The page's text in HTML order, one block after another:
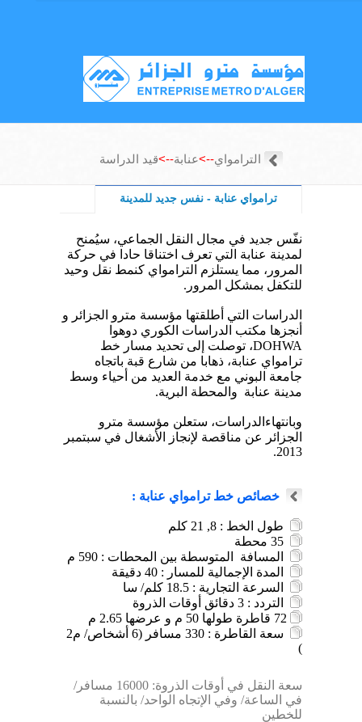
الترامواي-->عنابة-->قيد الدراسة
ترامواي عنابة - نفس جديد للمدينة
نفّس جديد في مجال النقل الجماعي، سيُمنح
لمدينة عنابة التي تعرف اختناقا حادا في حركة
المرور، مما يستلزم الترامواي كنمط نقل وحيد
للتكفل بمشكل المرور .
الدراسات التي أطلقتها مؤسسة مترو الجزائر و
أنجزها مكتب الدراسات الكوري دوهوا
DOHWA، توصلت إلى تحديد مسار خط
ترامواي عنابة، ذهابا من شارع قبة باتجاه
جامعة البوني مع خدمة العديد من أحياء وسط
مدينة عنابة والمحطة البرية.
وبانتهاءالدراسات، ستعلن مؤسسة مترو
الجزائر عن مناقصة لإنجاز الأشغال في سبتمبر
2013.
خصائص خط ترامواي عنابة :
طول الخط : 8 ,
35 محطة
المسافة
المتوسطة بين المحطات : 590 م
المدة الإجمالية للمسار : 40 دقيقة
السرعة التجارية : 18.5 كلم/ سا
التردد : 3 دقائق أوقات الذروة
72 قاطرة طولها 50 م و عرضها 2.65 م
سعة القاطرة : 330 مسافر (6 أشخاص/ م
2
)
سعة النقل في أوقات الذروة: 16000 مسافر/
في الساعة/ وفي الإتجاه الواحد/ بالنسبة
للخطين